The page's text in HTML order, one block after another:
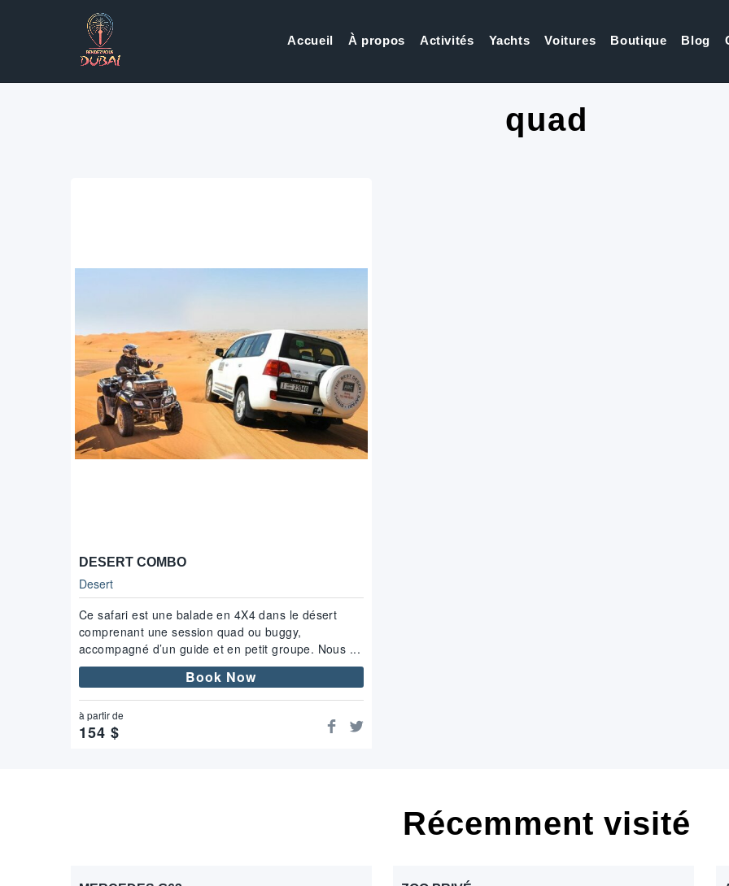
Accueil À propos Activités Yachts Voitures Boutique Blog
quad
DESERT COMBO
Desert
Ce safari est une balade en 4X4 dans le désert
comprenant une session quad ou buggy,
accompagné d’un guide et en petit groupe. Nous ...
Book Now
à partir de
154 $
Récemment visité